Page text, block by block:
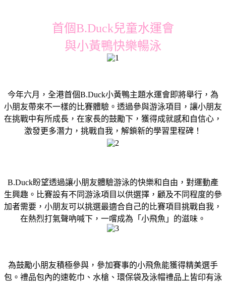
首個B.Duck兒童水運會
與小黃鴨快樂暢泳
今年六月，全港首個B.Duck小黃鴨主題水運會即將舉行，為
小朋友帶來不一樣的比賽體驗。透過參與游泳項目，讓小朋友
在挑戰中有所成長，在家長的鼓勵下，獲得成就感和自信心，
激發更多潛力，挑戰自我，解鎖新的學習里程碑！
B.Duck盼望透過讓小朋友體驗游泳的快樂和自由，對運動產
生興趣。比賽設有不同游泳項目以供選擇，顧及不同程度的參
加者需要，小朋友可以挑選最適合自己的比賽項目挑戰自我，
在熱烈打氣聲吶喊下，一嚐成為「小飛魚」的滋味。
為鼓勵小朋友積極參與，參加賽事的小飛魚能獲得精美選手
包。禮品包內的速乾巾、水槍、環保袋及泳帽禮品上皆印有泳